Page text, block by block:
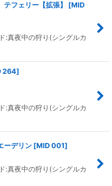
フェリー【拡張】 [MID
:真夜中の狩り(シングルカ
264]
:真夜中の狩り(シングルカ
ーデリン [MID 001]
:真夜中の狩り(シングルカ